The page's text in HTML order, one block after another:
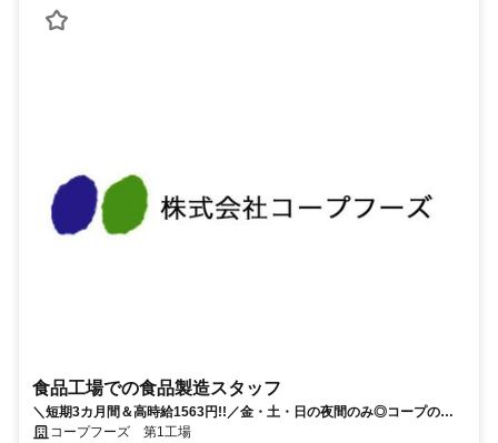
食品工場での食品製造スタッフ
＼短期3カ月間＆高時給1563円!!／金・土・日の夜間のみ◎コープの食
品工場★簡単で覚えやすい♪男女スタッフ活躍中！
コープフーズ 第1工場